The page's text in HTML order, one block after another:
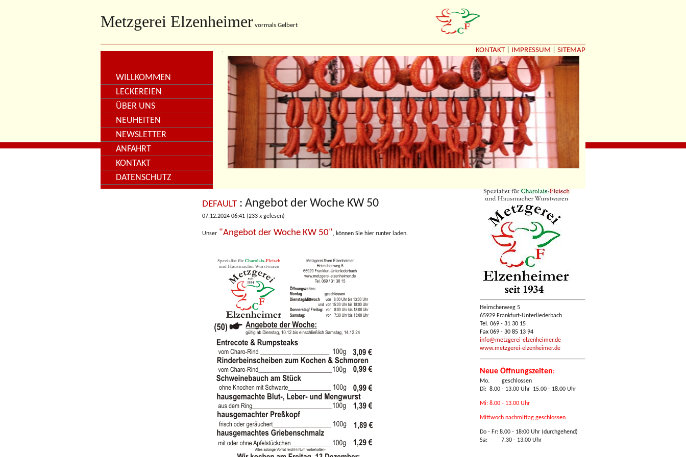
Metzgerei Elzenheimer vormals Gelbert
KONTAKT| IMPRESSUM SITEMAP
WILLKOMMEN
LECKEREIEN
ÜBER UNS
NEUHEITEN
NEWSLETTER
ANFAHRT
KONTAKT
DATENSCHUTZ
DEFAULT : Angebot der Woche KW 50
07.12.2024 06:41 (233 x gelesen)
Unser "Angebot der Woche KW 50", können Sie hier runter laden.
Heimchenweg 5
65929 Frankfurt-Unterliederbach
Tel. 069 - 31 30 15
Fax 069 - 30 85 13 94
info@metzgerei-elzenheimer.de
www.metzgerei-elzenheimer.de
Neue Öffnungszeiten:
Mo. geschlossen
Di: 8.00 - 13.00 Uhr 15.00 - 18.00 Uhr
Mi: 8.00 - 13.00 Uhr
Mittwoch nachmittag geschlossen
Do - Fr: 8.00 - 18:00 Uhr (durchgehend)
Sa: 7.30 - 13.00 Uhr